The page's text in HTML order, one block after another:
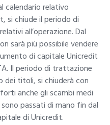
calendario relativo
si chiude il periodo di
relativi all’operazione. Dal
sarà più possibile vendere
di capitale Unicredit
Il periodo di trattazione
dei titoli, si chiuderà con
anche gli scambi medi
passati di mano fin dal
di Unicredit.